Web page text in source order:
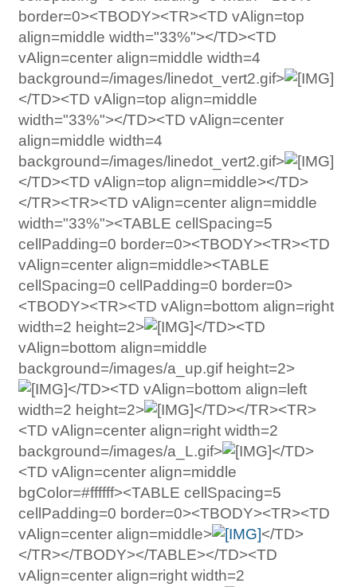
border=0><TBODY><TR><TD vAlign=top
align=middle width="33%"></TD><TD
vAlign=center align=middle width=4
background=/images/linedot_vert2.gif>
</TD><TD vAlign=top align=middle
width="33%"></TD><TD vAlign=center
align=middle width=4
background=/images/linedot_vert2.gif>
</TD><TD vAlign=top align=middle></TD>
</TR><TR><TD vAlign=center align=middle
width="33%"><TABLE cellSpacing=5
cellPadding=0 border=0><TBODY><TR><TD
vAlign=center align=middle><TABLE
cellSpacing=0 cellPadding=0 border=0>
<TBODY><TR><TD vAlign=bottom align=right
width=2 height=2>
</TD><TD
vAlign=bottom align=middle
background=/images/a_up.gif height=2>
</TD><TD vAlign=bottom align=left
width=2 height=2>
</TD></TR><TR>
<TD vAlign=center align=right width=2
background=/images/a_L.gif>
</TD>
<TD vAlign=center align=middle
bgColor=#ffffff><TABLE cellSpacing=5
cellPadding=0 border=0><TBODY><TR><TD
vAlign=center align=middle>
</TD>
</TR></TBODY></TABLE></TD><TD
vAlign=center align=right width=2